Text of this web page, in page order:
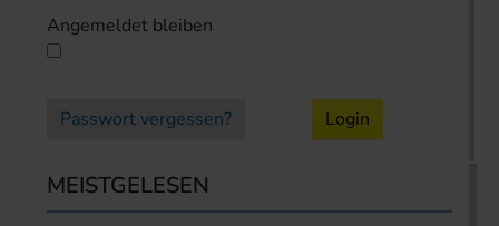
Angemeldet bleiben
Passwort vergessen? Login
MEISTGELESEN